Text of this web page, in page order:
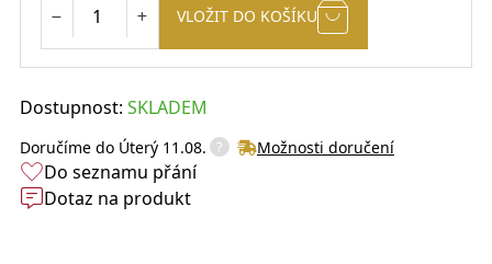
VLOŽIT DO KOŠÍKU
Dostupnost: SKLADEM
Doručíme do Úterý 11.08. ? Možnosti doručení
Do seznamu přání
Dotaz na produkt